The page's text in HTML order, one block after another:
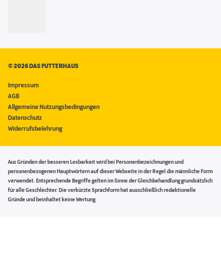
©2026 DAS FUTTERHAUS
Impressum
AGB
Allgemeine Nutzungsbedingungen
Datenschutz
Widerrufsbelehrung
Aus Gründen der besseren Lesbarkeit wird bei Personenbezeichnungen und
personenbezogenen Hauptwörtern auf dieser Webseite in der Regel die männliche Form
verwendet. Entsprechende Begriffe gelten im Sinne der Gleichbehandlung grundsätzlich
für alle Geschlechter. Die verkürzte Sprachform hat ausschließlich redaktionelle
Gründe und beinhaltet keine Wertung.